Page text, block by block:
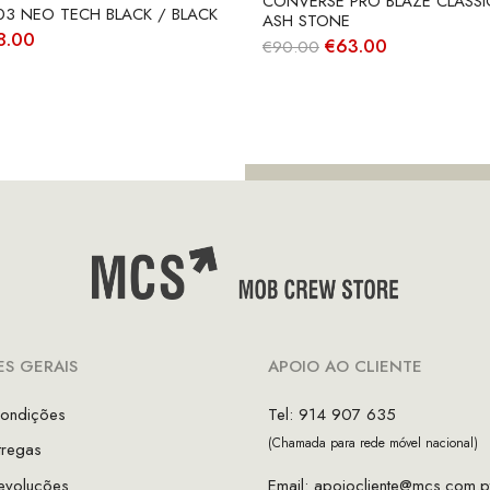
NEO TECH BLACK / BLACK
ASH STONE
€90.00 O
€63.00
GERAIS
APOIO AO CLIENTE
Tel: 914 907 635
(Chamada para rede móvel nacional)